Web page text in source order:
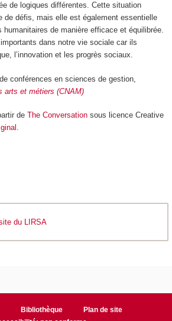
de logiques différentes. Cette situation
de défis, mais elle est également essentielle
de manière efficace et équilibrée.
dans notre vie sociale car ils
l’innovation et les progrès sociaux.
conférences en sciences de gestion,
arts et métiers (CNAM)
de The Conversationsous licence Creative
.
du LIRSA
Bibliothèque
Plan de site